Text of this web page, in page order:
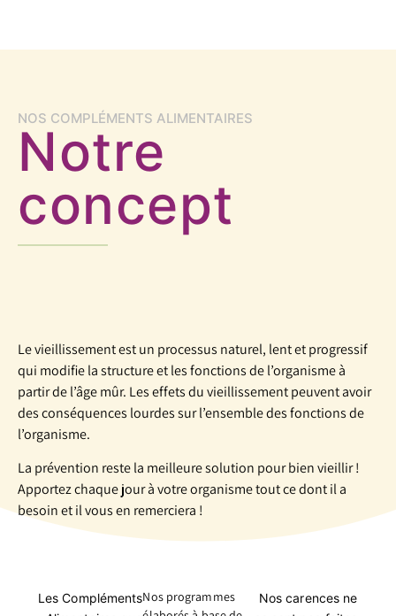
NOS COMPLÉMENTS ALIMENTAIRES
Notre
concept
Le vieillissement est un processus naturel, lent et progressif
qui modifie la structure et les fonctions de l’organisme à
partir de l’âge mûr. Les effets du vieillissement peuvent avoir
des conséquences lourdes sur l’ensemble des fonctions de
l’organisme.
La prévention reste la meilleure solution pour bien vieillir !
Apportez chaque jour à votre organisme tout ce dont il a
besoin et il vous en remerciera !
Les ComplémentsNos programmes
Nos carences ne